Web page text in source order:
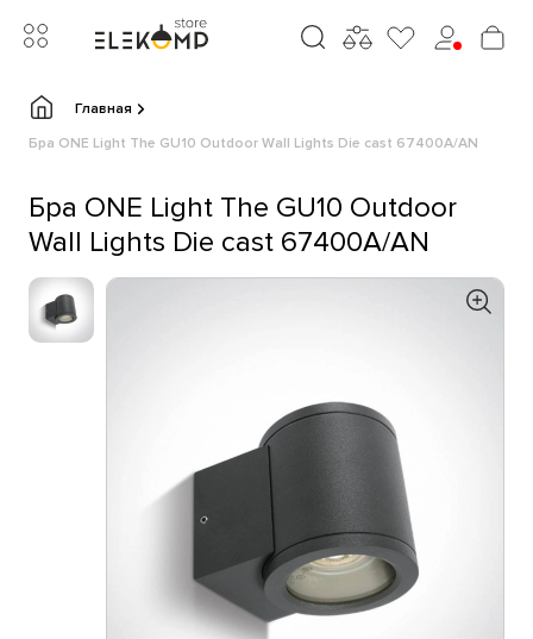
Главная
Бра ONE Light The GU10 Outdoor Wall Lights Die cast 67400A/AN
Бра ONE Light The GU10 Outdoor
Wall Lights Die cast 67400A/AN